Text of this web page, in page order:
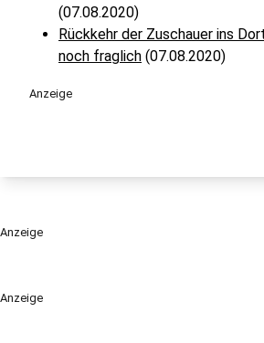
Anzeige
(07.08.2020)
Rückkehr der Zuschauer ins
noch fraglich (07.08.2020)
Anzeige
Anzeige